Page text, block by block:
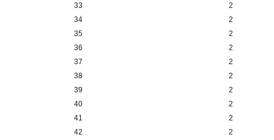
33
2
34
2
35
2
36
2
37
2
38
2
39
2
40
2
41
2
42
2